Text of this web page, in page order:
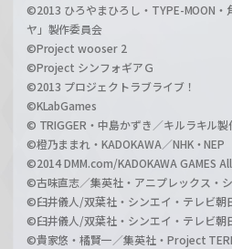
©2013 ひろやまひろし・TYPE-MOON
ヤ」製作委員会
©Project wooser 2
©Project シンフォギアＧ
©2013 プロジェクトラブライブ！
©KLabGames
© TRIGGER・中島かずき／キルラキル製
©橙乃ままれ・KADOKAWA／NHK・NEP
©2014 DMM.com/KADOKAWA GAMES
©古味直志／集英社・アニプレックス・
©臼井儀人/双葉社・シンエイ・テレビ朝
©臼井儀人/双葉社・シンエイ・テレビ朝
©貴家悠・橘賢一／集英社・Project